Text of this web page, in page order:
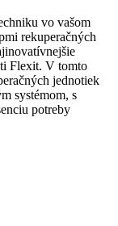
vo vašom
rekuperačných
Flexit. V tomto
jednotiek
systémom, s
potreby